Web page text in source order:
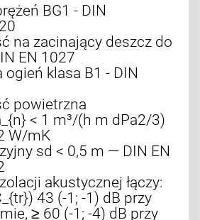
BG1 - DIN
na zacinający deszcz do
EN 1027
ogień klasa B1 - DIN
powietrzna
< 1 m³/(h m dPa2/3)
W/mK
sd < 0,5 m — DIN EN
akustycznej łączy:
43 (-1; -1) dB przy
≥ 60 (-1; -4) dB przy